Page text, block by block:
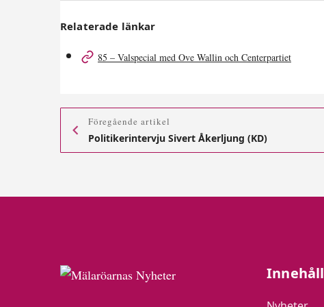
Relaterade länkar
85 – Valspecial med Ove Wallin och Centerpartiet
Föregående artikel
Politikerintervju Sivert Åkerljung (KD)
Innehåll